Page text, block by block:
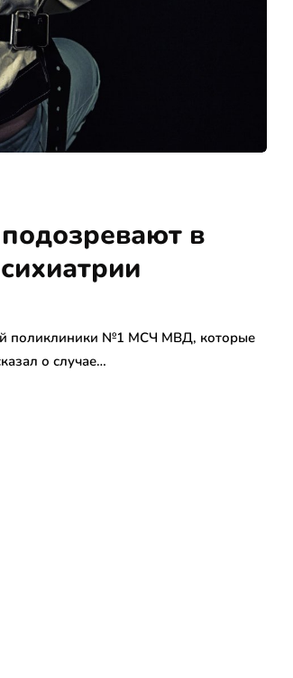
в
поликлиники №1 МСЧ МВД, которые
о случае…